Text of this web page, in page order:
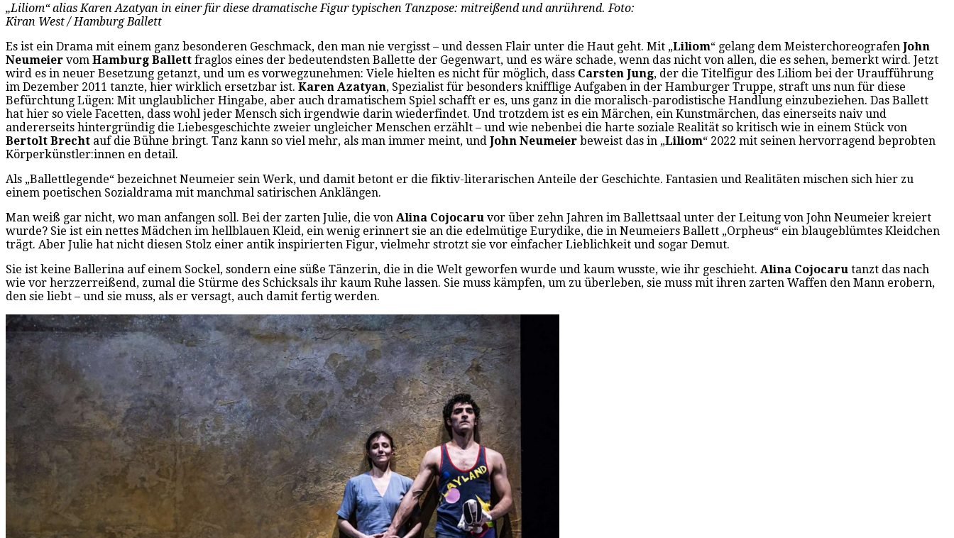
„Liliom“ alias Karen Azatyan in einer für diese dramatische Figur typischen Tanzpose: mitreißend und anrührend. Foto:
Kiran West / Hamburg Ballett
Es ist ein Drama mit einem ganz besonderen Geschmack, den man nie vergisst – und dessen Flair unter die Haut geht. Mit „Liliom“ gelang dem Meisterchoreografen John
Neumeier vom Hamburg Ballett fraglos eines der bedeutendsten Ballette der Gegenwart, und es wäre schade, wenn das nicht von allen, die es sehen, bemerkt wird. Jetzt
wird es in neuer Besetzung getanzt, und um es vorwegzunehmen: Viele hielten es nicht für möglich, dass Carsten Jung, der die Titelfigur des Liliom bei der Uraufführung
im Dezember 2011 tanzte, hier wirklich ersetzbar ist. Karen Azatyan, Spezialist für besonders knifflige Aufgaben in der Hamburger Truppe, straft uns nun für diese
Befürchtung Lügen: Mit unglaublicher Hingabe, aber auch dramatischem Spiel schafft er es, uns ganz in die moralisch-parodistische Handlung einzubeziehen. Das Ballett
hat hier so viele Facetten, dass wohl jeder Mensch sich irgendwie darin wiederfindet. Und trotzdem ist es ein Märchen, ein Kunstmärchen, das einerseits naiv und
andererseits hintergründig die Liebesgeschichte zweier ungleicher Menschen erzählt – und wie nebenbei die harte soziale Realität so kritisch wie in einem Stück von
Bertolt Brecht auf die Bühne bringt. Tanz kann so viel mehr, als man immer meint, und John Neumeier beweist das in „Liliom“ 2022 mit seinen hervorragend beprobten
Körperkünstler:innen en detail.
Als „Ballettlegende“ bezeichnet Neumeier sein Werk, und damit betont er die fiktiv-literarischen Anteile der Geschichte. Fantasien und Realitäten mischen sich hier zu
einem poetischen Sozialdrama mit manchmal satirischen Anklängen.
Man weiß gar nicht, wo man anfangen soll. Bei der zarten Julie, die von Alina Cojocaru vor über zehn Jahren im Ballettsaal unter der Leitung von John Neumeier kreiert
wurde? Sie ist ein nettes Mädchen im hellblauen Kleid, ein wenig erinnert sie an die edelmütige Eurydike, die in Neumeiers Ballett „Orpheus“ ein blaugeblümtes Kleidchen
trägt. Aber Julie hat nicht diesen Stolz einer antik inspirierten Figur, vielmehr strotzt sie vor einfacher Lieblichkeit und sogar Demut.
Sie ist keine Ballerina auf einem Sockel, sondern eine süße Tänzerin, die in die Welt geworfen wurde und kaum wusste, wie ihr geschieht. Alina Cojocaru tanzt das nach
wie vor herzzerreißend, zumal die Stürme des Schicksals ihr kaum Ruhe lassen. Sie muss kämpfen, um zu überleben, sie muss mit ihren zarten Waffen den Mann erobern,
den sie liebt – und sie muss, als er versagt, auch damit fertig werden.